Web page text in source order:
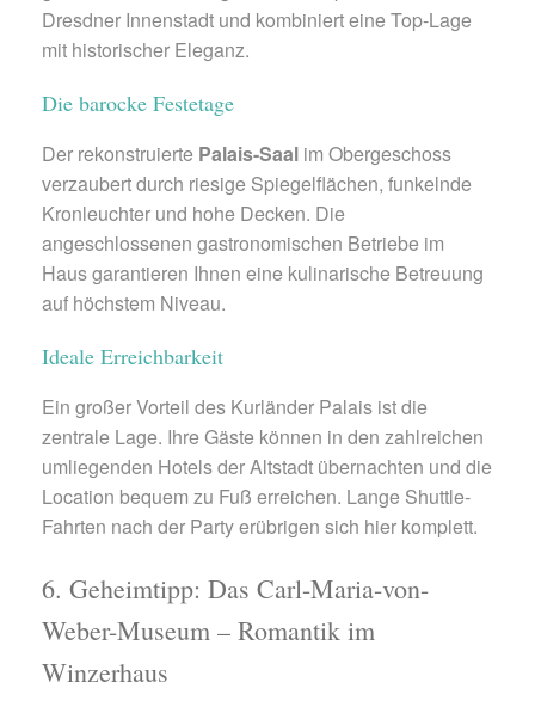
Dresdner Innenstadt und kombiniert eine Top-Lage
mit historischer Eleganz.
Die barocke Festetage
Der rekonstruierte Palais-Saal im Obergeschoss
verzaubert durch riesige Spiegelflächen, funkelnde
Kronleuchter und hohe Decken. Die
angeschlossenen gastronomischen Betriebe im
Haus garantieren Ihnen eine kulinarische Betreuung
auf höchstem Niveau.
Ideale Erreichbarkeit
Ein großer Vorteil des Kurländer Palais ist die
zentrale Lage. Ihre Gäste können in den zahlreichen
umliegenden Hotels der Altstadt übernachten und die
Location bequem zu Fuß erreichen. Lange Shuttle-
Fahrten nach der Party erübrigen sich hier komplett.
6. Geheimtipp: Das Carl-Maria-von-
Weber-Museum – Romantik im
Winzerhaus